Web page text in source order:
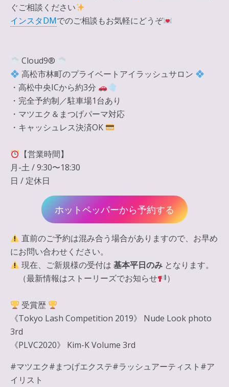
ぐご相談ください
インスタDMでのご相談もお気軽にどうぞ
Cloud9®
高松市林町のプライベートアイラッシュサロン
・高松中央ICから約3分
・完全予約制／駐車場1台あり
・マツエク＆まつげパーマ対応
・キャッシュレス決済OK
【営業時間】
月-土 / 9:30〜18:30
日 / 定休日
ホットペッパーから予約する
直前のご予約は混み合う場合がありますので、お早め
にお問い合わせください。
現在、ご新規様の受付は基本平日のみ となります。
（最新情報はストーリーズでお知らせ
）
受賞歴
《Tokyo Lash Competition 2019》 Nude Look photo
3rd
《PLVC2020》 Kim-K Volume 3rd
#マツエク#まつげエクステ#ラッシュアーティスト#ア
イリスト